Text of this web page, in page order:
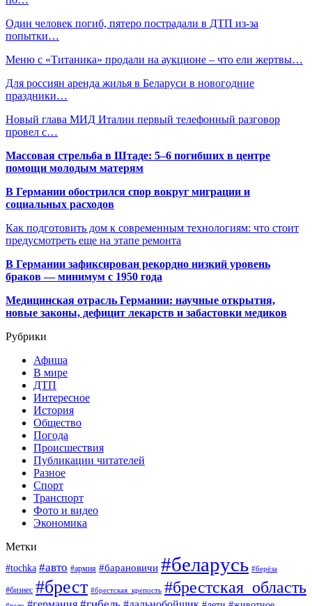
Один человек погиб, пятеро пострадали в ДТП из-за
попытки…
Меню с «Титаника» продали на аукционе – что ели жертвы…
Для россиян аренда жилья в Беларуси в новогодние
праздники…
Новый глава МИД Италии первый телефонный разговор
провел с…
Массовая стрельба в Штаде: 5–6 погибших в центре
помощи молодым матерям
В Германии обострился спор вокруг миграции и
социальных расходов
Как подготовить дом к современным технологиям: что стоит
предусмотреть еще на этапе ремонта
В Германии зафиксирован рекордно низкий уровень
браков — минимум с 1950 года
Медицинская отрасль Германии: научные открытия,
новые законы, дефицит лекарств и забастовки медиков
Рубрики
Афиша
В мире
ДТП
Интересное
История
Общество
Погода
Происшествия
Публикации читателей
Разное
Спорт
Транспорт
Фото и видео
Экономика
Метки
#tochka #авто #армия #барановичи #беларусь #берёза
#бизнес #брест #брестская_крепость #брестская_область